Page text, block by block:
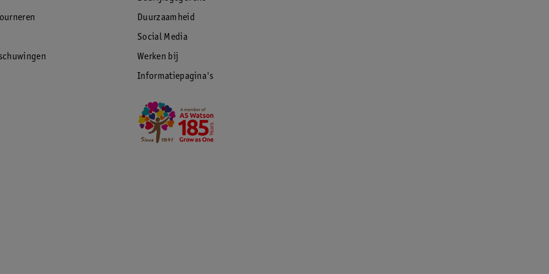
Duurzaamheid
Social Media
Werken bij
Informatiepagina's